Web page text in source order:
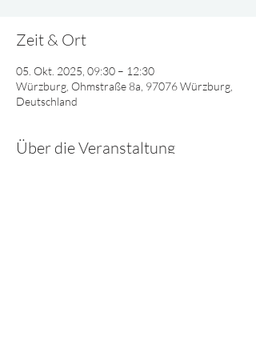
Zeit & Ort
05. Okt. 2025, 09:30 – 12:30
Würzburg, Ohmstraße 8a, 97076 Würzburg,
Deutschland
Über die Veranstaltung